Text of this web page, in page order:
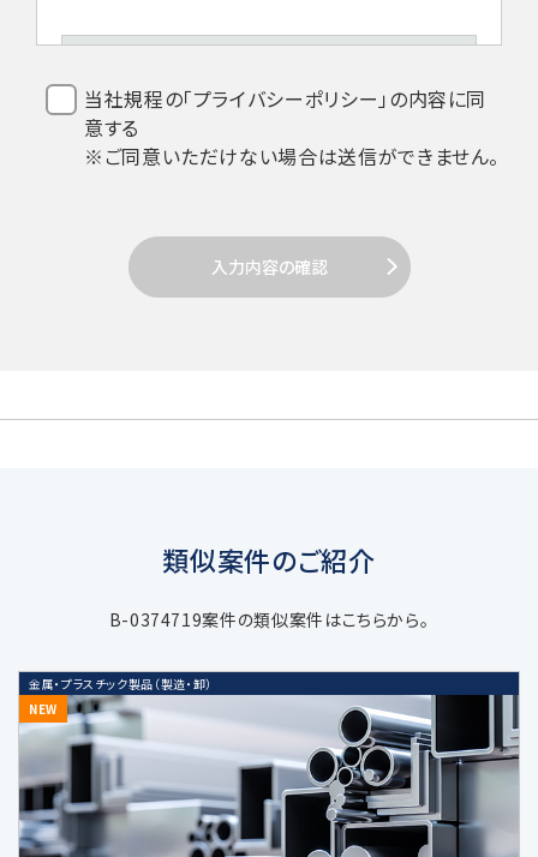
当社は、個人情報を取扱うにあたり、個人
ー業務などの当社サービスに関する業務
遂行のため
上記業務に関連する当社及び当社業務
提携会社のサービスのご案内、社内にお
ける調査・研究資料作成のため
当社規程の「プライバシーポリシー」の内容に同
意する
※ご同意いただけない場合は送信ができません。
入力内容の確認
類似案件のご紹介
B-0374719案件の類似案件はこちらから。
金属・プラスチック製品（製造・卸）
NEW